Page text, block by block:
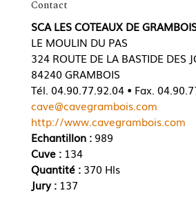
Contact
SCA LES COTEAUX DE
LE MOULIN DU PAS
324 ROUTE DE LA BASTIDE DES
84240 GRAMBOIS
Tél. 04.90.77.92.04 • Fax.
cave@cavegrambois.com
http://www.cavegrambois.com
Echantillon :989
Cuve : 134
Quantité : 370 Hls
Jury : 137